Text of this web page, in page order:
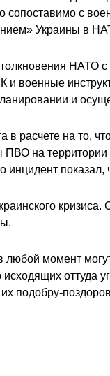
с
Украины в
НАТО
и военные
и
расчете на то,
ПВО на
кризиса.
момент
оттуда
подобру-